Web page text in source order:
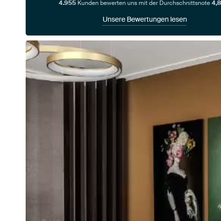
4.955 Kunden bewerten uns mit der Durchschnittsnote
Unsere Bewertungen lesen